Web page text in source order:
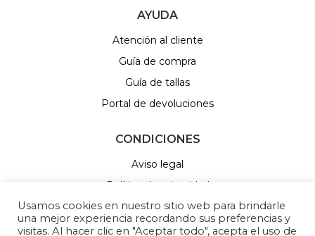
AYUDA
Atención al cliente
Guía de compra
Guía de tallas
Portal de devoluciones
CONDICIONES
Aviso legal
Política de privacidad
Política de Cookies
Política de sorteos
Usamos cookies en nuestro sitio web para brindarle
una mejor experiencia recordando sus preferencias y
visitas. Al hacer clic en "Aceptar todo", acepta el uso de